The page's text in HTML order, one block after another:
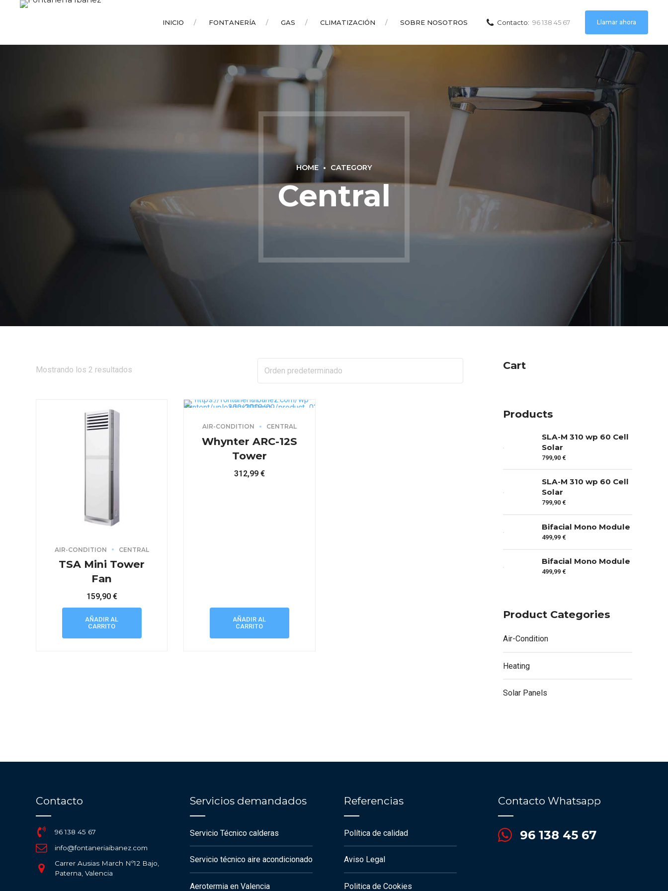
Contacto: 96 138 45 67 Llamar ahora
INICIO FONTANERÍA GAS CLIMATIZACIÓN SOBRE NOSOTROS
HOME CATEGORY
Central
Mostrando los 2 resultados
AIR-CONDITION CENTRAL
TSA Mini Tower
Fan
159,90 €
AÑADIR AL
CARRITO
AIR-CONDITION CENTRAL
Whynter ARC-12S
Tower
312,99 €
AÑADIR AL
CARRITO
Cart
Products
SLA-M 310 wp 60 Cell
Solar
799,90 €
SLA-M 310 wp 60 Cell
Solar
799,90 €
Bifacial Mono Module
499,99 €
Bifacial Mono Module
499,99 €
Product Categories
Air-Condition
Heating
Solar Panels
Contacto
96 138 45 67
info@fontaneriaibanez.com
Carrer Ausias March Nº12 Bajo,
Paterna, Valencia
Servicios demandados
Servicio Técnico calderas
Servicio técnico aire acondicionado
Aerotermia en Valencia
Referencias
Política de calidad
Aviso Legal
Politica de Cookies
Contacto Whatsapp
96 138 45 67